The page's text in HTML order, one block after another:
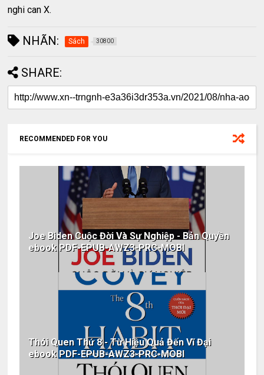
nghi can X.
NHÃN: Sách 30800
SHARE:
RECOMMENDED FOR YOU
Joe Biden Cuộc Đời Và Sự Nghiệp - Bản Quyền
ebook PDF-EPUB-AWZ3-PRC-MOBI
Thói Quen Thứ 8 - Từ Hiệu Quả Đến Vĩ Đại
ebook PDF-EPUB-AWZ3-PRC-MOBI